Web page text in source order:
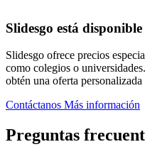
Slidesgo está
Slidesgo ofrece precios
como colegios o
obtén una oferta personalizada
Contáctanos Más información
Preguntas